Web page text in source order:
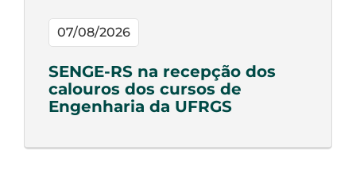
07/08/2026
SENGE-RS na recepção dos
calouros dos cursos de
Engenharia da UFRGS